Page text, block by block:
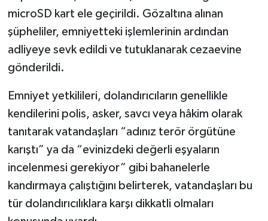
microSD kart ele geçirildi. Gözaltına alınan
şüpheliler, emniyetteki işlemlerinin ardından
adliyeye sevk edildi ve tutuklanarak cezaevine
gönderildi.
Emniyet yetkilileri, dolandırıcıların genellikle
kendilerini polis, asker, savcı veya hâkim olarak
tanıtarak vatandaşları “adınız terör örgütüne
karıştı” ya da “evinizdeki değerli eşyaların
incelenmesi gerekiyor” gibi bahanelerle
kandırmaya çalıştığını belirterek, vatandaşları bu
tür dolandırıcılıklara karşı dikkatli olmaları